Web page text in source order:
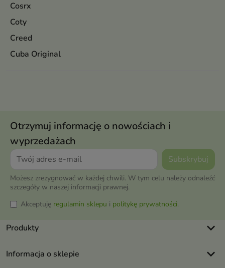
Cosrx
Coty
Creed
Cuba Original
Otrzymuj informację o nowościach i
wyprzedażach
Możesz zrezygnować w każdej chwili. W tym celu należy odnaleźć
szczegóły w naszej informacji prawnej.
Akceptuję regulamin sklepu i politykę prywatności.
Produkty keyboard_arrow_down
Informacja o sklepie keyboard_arrow_down